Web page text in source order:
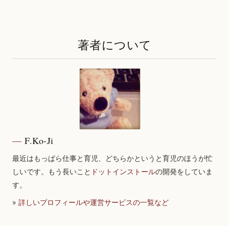
著者について
F.Ko-Ji
最近はもっぱら仕事と育児、どちらかというと育児のほうが忙
しいです。もう長いこと ドットインストールの開発をしていま
す。
» 詳しいプロフィールや運営サービスの一覧など